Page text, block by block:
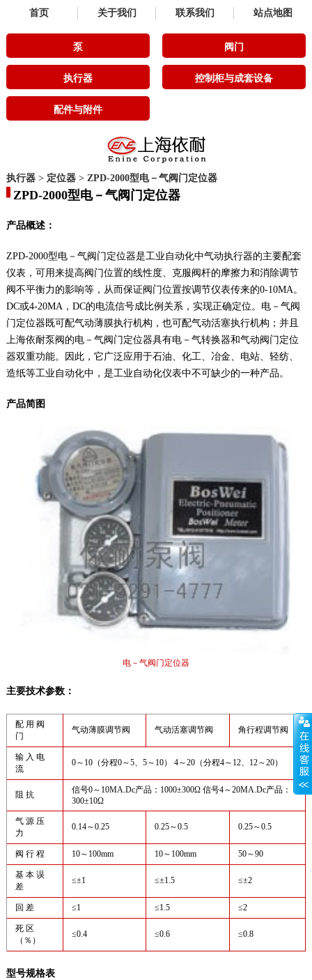
首页 关于我们 联系我们 站点地图
泵 阀门
执行器 控制柜与成套设备
配件与附件
执行器> 定位器> ZPD-2000型电－气阀门定位器
ZPD-2000型电－气阀门定位器
产品概述：
ZPD-2000型电－气阀门定位器是工业自动化中气动执行器的主要配套
仪表，可用来提高阀门位置的线性度、克服阀杆的摩擦力和消除调节
阀不平衡力的影响等，从而保证阀门位置按调节仪表传来的0-10MA。
DC或4-20MA，DC的电流信号成比例关系，实现正确定位。电－气阀
门定位器既可配气动薄膜执行机构，也可配气动活塞执行机构；并且
上海依耐泵阀的电－气阀门定位器具有电－气转换器和气动阀门定位
器双重功能。因此，它广泛应用于石油、化工、冶金、电站、轻纺、
造纸等工业自动化中，是工业自动化仪表中不可缺少的一种产品。
产品简图
电－气阀门定位器
主要技术参数：
配 用 阀
门
气动薄膜调节阀 气动活塞调节阀 角行程调节阀
输 入 电
流
0～10（分程0～5、5～10） 4～20（分程4～12、12～20）
阻 抗
信号0～10MA.Dc产品：1000±300Ω 信号4～20MA.Dc产品：
300±10Ω
气 源 压
力
0.14～0.25 0.25～0.5 0.25～0.5
阀 行 程 10～100mm 10～100mm 50～90
基 本 误
差
≤±1 ≤±1.5 ≤±2
回 差 ≤1 ≤1.5 ≤2
死 区
（％）
≤0.4 ≤0.6 ≤0.8
型号规格表